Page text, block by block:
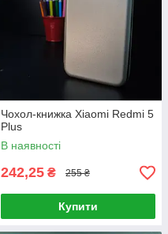
Чохол-книжка Xiaomi Redmi 5
Plus
В наявності
242,25 ₴ 255 ₴
Купити